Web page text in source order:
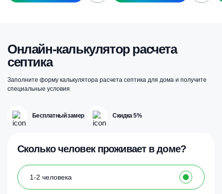
Онлайн-калькулятор расчета
септика
Заполните форму калькулятора расчета септика для дома и получите
специальные условия
Бесплатный замер Скидка 5%
Сколько человек проживает в доме?
1-2 человека